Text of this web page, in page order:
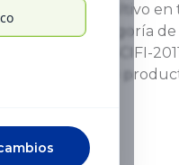
del cultivo en
de la categoría
la NMX-R-019-SCIFI-
de usar este